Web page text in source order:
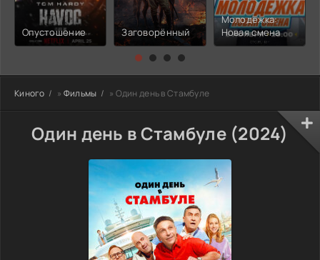
Опустошение Заговорённый
Молодёжка:
Новая смена
Киного » Фильмы » Один день в Стамбуле
Один день в Стамбуле (2024)